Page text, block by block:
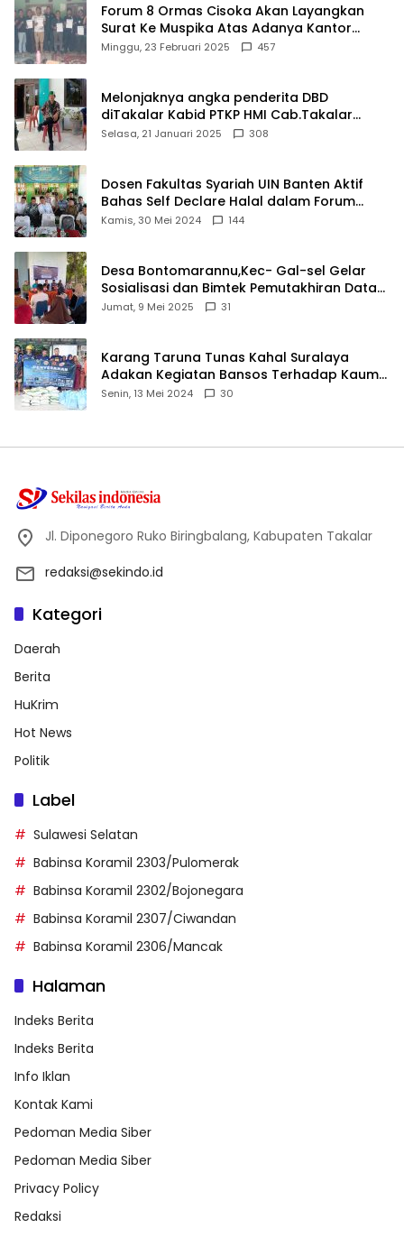
Forum 8 Ormas Cisoka Akan Layangkan
Surat Ke Muspika Atas Adanya Kantor
Matel di Cisoka
Minggu, 23 Februari 2025 457
Melonjaknya angka penderita DBD
diTakalar Kabid PTKP HMI Cab.Takalar
angkat bicara
Selasa, 21 Januari 2025 308
Dosen Fakultas Syariah UIN Banten Aktif
Bahas Self Declare Halal dalam Forum
Ijtima Ulama MUI
Kamis, 30 Mei 2024 144
Desa Bontomarannu,Kec- Gal-sel Gelar
Sosialisasi dan Bimtek Pemutakhiran Data
ID
Jumat, 9 Mei 2025 31
Karang Taruna Tunas Kahal Suralaya
Adakan Kegiatan Bansos Terhadap Kaum
Dhuafa dan Anak Yatim-Piatu
Senin, 13 Mei 2024 30
Jl. Diponegoro Ruko Biringbalang, Kabupaten Takalar
redaksi@sekindo.id
Kategori
Daerah
Berita
HuKrim
Hot News
Politik
Label
Sulawesi Selatan
Babinsa Koramil 2303/Pulomerak
Babinsa Koramil 2302/Bojonegara
Babinsa Koramil 2307/Ciwandan
Babinsa Koramil 2306/Mancak
Halaman
Indeks Berita
Indeks Berita
Info Iklan
Kontak Kami
Pedoman Media Siber
Pedoman Media Siber
Privacy Policy
Redaksi